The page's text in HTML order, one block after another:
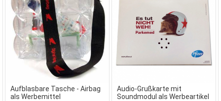
Aufblasbare Tasche - Airbag
als Werbemittel
Audio-Grußkarte mit
Soundmodul als Werbeartikel